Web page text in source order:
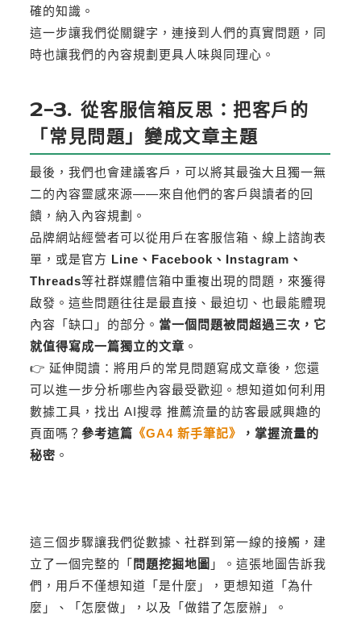
確的知識。
這一步讓我們從關鍵字，連接到人們的真實問題，同
時也讓我們的內容規劃更具人味與同理心。
2-3. 從客服信箱反思：把客戶的
「常見問題」變成文章主題
最後，我們也會建議客戶，可以將其最強大且獨一無
二的內容靈感來源——來自他們的客戶與讀者的回
饋，納入內容規劃。
品牌網站經營者可以從用戶在客服信箱、線上諮詢表
單，或是官方 Line、Facebook、Instagram、
Threads等社群媒體信箱中重複出現的問題，來獲得
啟發。這些問題往往是最直接、最迫切、也最能體現
內容「缺口」的部分。 當一個問題被問超過三次，它
就值得寫成一篇獨立的文章 。
👉 延伸閱讀：將用戶的常見問題寫成文章後，您還
可以進一步分析哪些內容最受歡迎。想知道如何利用
數據工具，找出 AI搜尋 推薦流量的訪客最感興趣的
頁面嗎？參考這篇 《GA4 新手筆記》
，掌握流量的
秘密 。
這三個步驟讓我們從數據、社群到第一線的接觸，建
立了一個完整的「 問題挖掘地圖 」。這張地圖告訴我
們，用戶不僅想知道「是什麼」，更想知道「為什
麼」、「怎麼做」，以及「做錯了怎麼辦」。